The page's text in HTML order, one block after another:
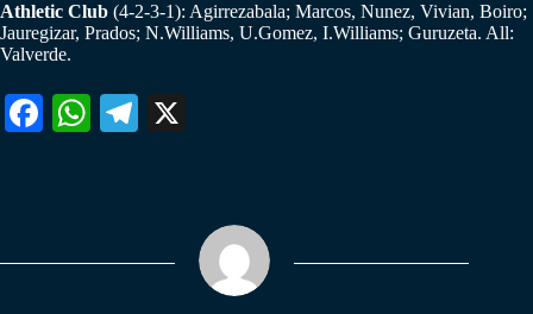
Athletic Club (4-2-3-1): Agirrezabala; Marcos, Nunez, Vivian, Boiro;
Jauregizar, Prados; N.Williams, U.Gomez, I.Williams; Guruzeta. All:
Valverde.
Fa W
pp
Te
m